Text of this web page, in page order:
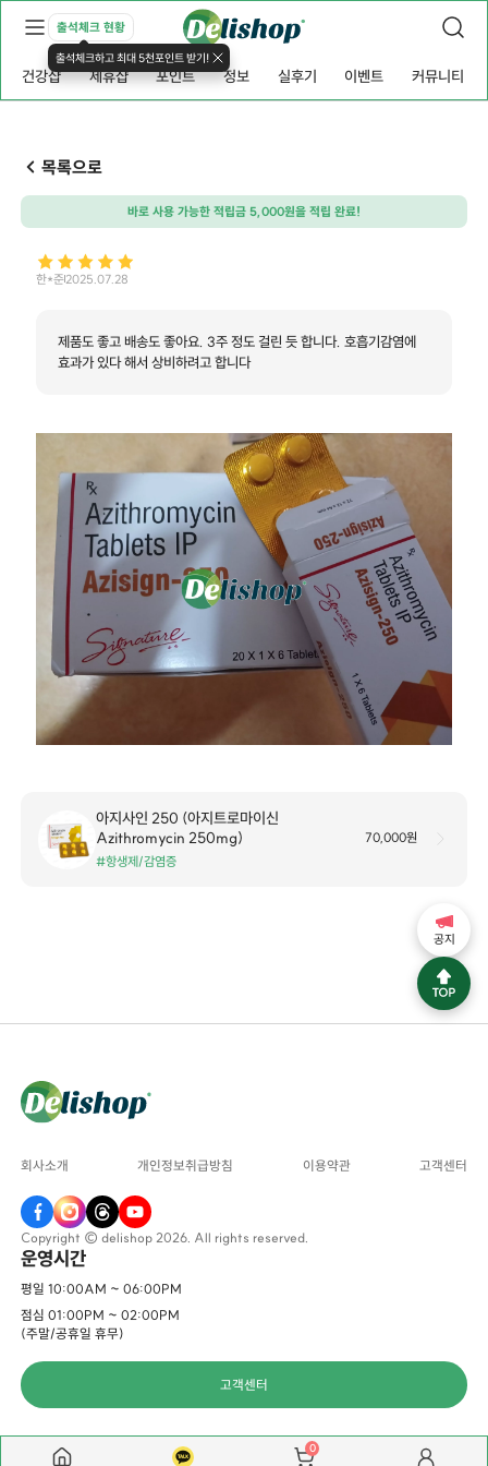
출석체크 현황
출석체크하고 최대 5천포인트 받기!
건강샵 제휴샵 포인트 정보 실후기 이벤트 커뮤니티
목록으로
바로 사용 가능한 적립금 5,000원을 적립 완료!
한*준2025.07.28
제품도 좋고 배송도 좋아요. 3주 정도 걸린 듯 합니다. 호흡기감염에
효과가 있다 해서 상비하려고 합니다
아지사인 250 (아지트로마이신
Azithromycin 250mg)
#항생제/감염증
70,000원
회사소개 개인정보취급방침 이용약관 고객센터
Copyright © delishop 2026. All rights reserved.
운영시간
평일 10:00AM ~ 06:00PM
점심 01:00PM ~ 02:00PM
(주말/공휴일 휴무)
고객센터
공지
0